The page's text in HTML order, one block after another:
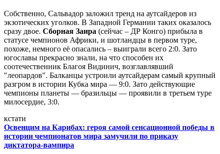
Собственно, Сальвадор заложил тренд на аутсайдеров из
экзотических уголков. В Западной Германии таких оказалось
сразу двое. Сборная Заира (сейчас – ДР Конго) прибыла в
статусе чемпионов Африки, и шотландцы в первом туре,
похоже, немного её опасались – выиграли всего 2:0. Зато
югославы прекрасно знали, на что способен их
соотечественник Благоя Видинич, возглавлявший
"леопардов". Балканцы устроили аутсайдерам самый крупный
разгром в истории Кубка мира — 9:0. Зато действующие
чемпионы планеты — бразильцы — проявили в третьем туре
милосердие, 3:0.
кстати
Освенцим на Карибах: героя самой сенсационной победы в
истории чемпионатов мира замучили по приказу
диктатора-вампира